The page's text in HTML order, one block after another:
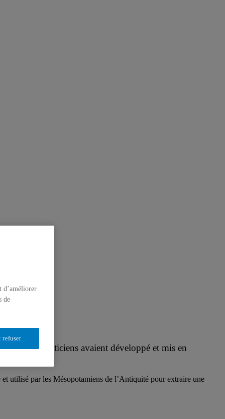
les mathématiciens avaient développé et mis en
utilisé par les Mésopotamiens de l’Antiquité pour extraire une
d’améliorer
de
refuser